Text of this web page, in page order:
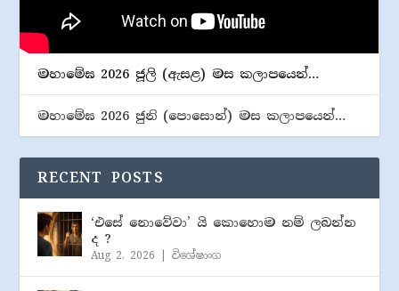
මහාමේඝ 2026 ජූලි (​ඇසළ) මස කලාපයෙන්…
මහාමේඝ 2026 ජුනි (​පොසොන්) මස කලාපයෙන්…
RECENT POSTS
‘එසේ නොවේවා’ යි කොහොම නම් ලබන්න
ද ?
Aug 2, 2026 |විශේෂාංග